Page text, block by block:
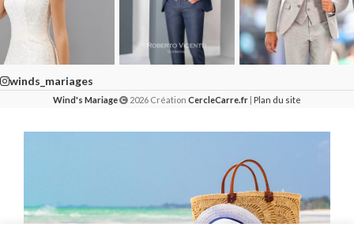
winds_mariages
Wind's Mariage 2026 Création CercleCarre.fr | Plan du site